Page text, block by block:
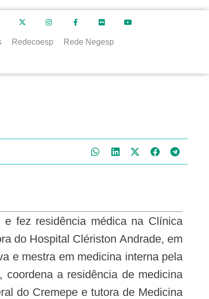
Redecoesp Rede Negesp
fez residência médica na Clínica
do Hospital Clériston Andrade, em
e mestra em medicina interna pela
coordena a residência de medicina
do Cremepe e tutora de Medicina